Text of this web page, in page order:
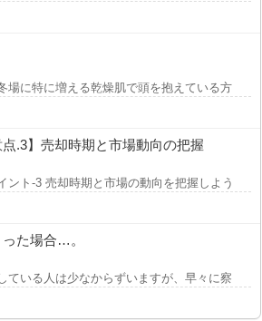
場に特に増える乾燥肌で頭を抱えている方にご
点.3】売却時期と市場動向の把握
ント-3 売却時期と市場の動向を把握しよう！
った場合…。
ている人は少なからずいますが、早々に察知し